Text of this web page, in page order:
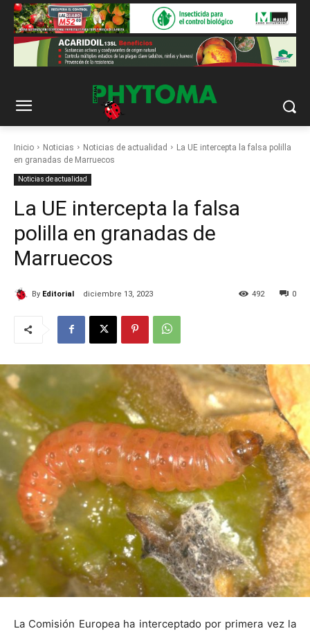
Inicio Noticias Noticias de actualidad
La UE intercepta la falsa polilla
en granadas de Marruecos
Noticias de actualidad
La UE intercepta la falsa
polilla en granadas de
Marruecos
By Editorial diciembre 13, 2023 0
492
La Comisión Europea ha interceptado por primera vez la